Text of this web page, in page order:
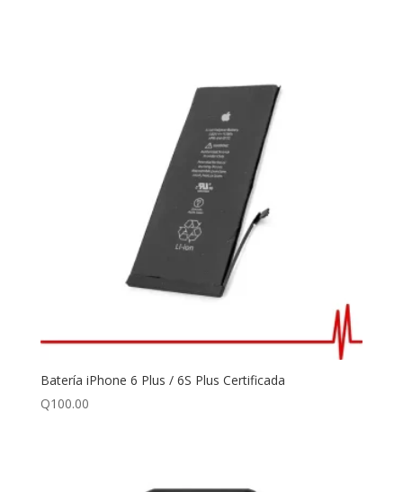
Batería iPhone 6 Plus / 6S Plus Certificada
Q100.00